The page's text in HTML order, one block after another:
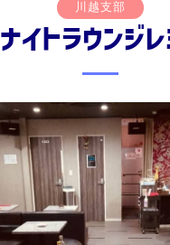
川越支部
ナイトラウンジレ